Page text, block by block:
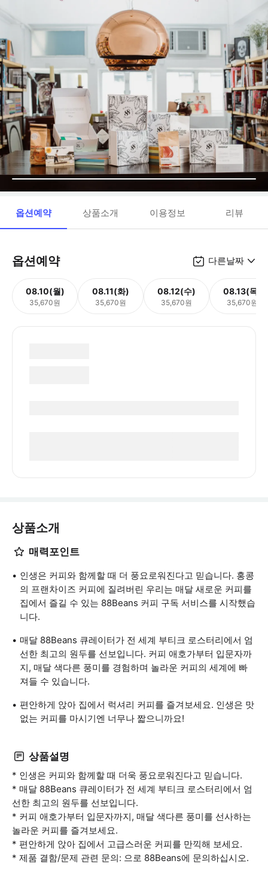
옵션예약 상품소개 이용정보 리뷰
옵션예약 다른날짜
08.10(월)
35,670원
08.11(화)
35,670원
08.12(수)
35,670원
08.13(목)
35,670원
상품소개
매력포인트
인생은 커피와 함께할 때 더 풍요로워진다고 믿습니다. 홍콩
의 프랜차이즈 커피에 질려버린 우리는 매달 새로운 커피를
집에서 즐길 수 있는 88Beans 커피 구독 서비스를 시작했습
니다.
매달 88Beans 큐레이터가 전 세계 부티크 로스터리에서 엄
선한 최고의 원두를 선보입니다. 커피 애호가부터 입문자까
지, 매달 색다른 풍미를 경험하며 놀라운 커피의 세계에 빠
져들 수 있습니다.
편안하게 앉아 집에서 럭셔리 커피를 즐겨보세요. 인생은 맛
없는 커피를 마시기엔 너무나 짧으니까요!
상품설명
* 인생은 커피와 함께할 때 더욱 풍요로워진다고 믿습니다.
* 매달 88Beans 큐레이터가 전 세계 부티크 로스터리에서 엄
선한 최고의 원두를 선보입니다.
* 커피 애호가부터 입문자까지, 매달 색다른 풍미를 선사하는
놀라운 커피를 즐겨보세요.
* 편안하게 앉아 집에서 고급스러운 커피를 만끽해 보세요.
* 제품 결함/문제 관련 문의: 으로 88Beans에 문의하십시오.